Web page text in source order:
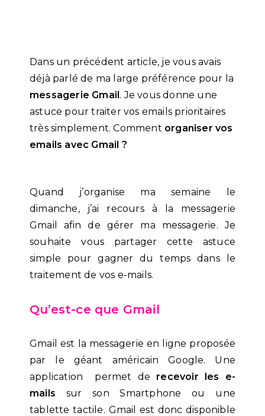
Dans un précédent article, je vous avais
déjà parlé de ma large préférence pour la
messagerie Gmail. Je vous donne une
astuce pour traiter vos emails prioritaires
très simplement. Comment organiser vos
emails avec Gmail ?
Quand j’organise ma semaine le
dimanche, j’ai recours à la messagerie
Gmail afin de gérer ma messagerie. Je
souhaite vous partager cette astuce
simple pour gagner du temps dans le
traitement de vos e-mails.
Qu’est-ce que Gmail
Gmail est la messagerie en ligne proposée
par le géant américain Google. Une
application permet de recevoir les e-
mails sur son Smartphone ou une
tablette tactile. Gmail est donc disponible